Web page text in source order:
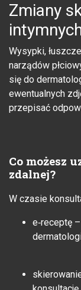
Zmiany
Wysypki,
narządów
się do
ewentualnych
przepisać
Co możesz
zdalnej?
W czasie
e‑receptę